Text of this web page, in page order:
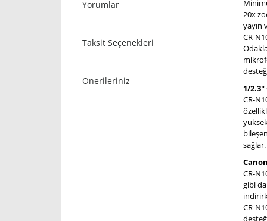
Yorumlar
Taksit Seçenekleri
Önerileriniz
20x
yayın
CR-
1/2.3"
CR-
sağlar.
CR-
gibi
CR-